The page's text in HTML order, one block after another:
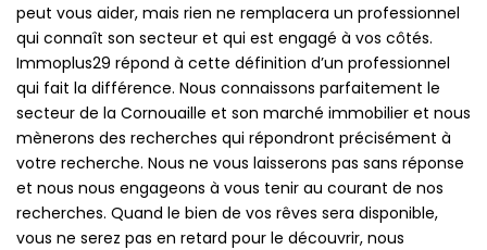
peut vous aider, mais rien ne remplacera un professionnel
qui connaît son secteur et qui est engagé à vos côtés.
Immoplus29 répond à cette définition d’un professionnel
qui fait la différence. Nous connaissons parfaitement le
secteur de la Cornouaille et son marché immobilier et nous
mènerons des recherches qui répondront précisément à
votre recherche. Nous ne vous laisserons pas sans réponse
et nous nous engageons à vous tenir au courant de nos
recherches. Quand le bien de vos rêves sera disponible,
vous ne serez pas en retard pour le découvrir, nous